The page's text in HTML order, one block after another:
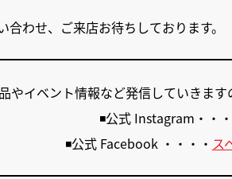
合わせ、ご来店お待ちしております。
やイベント情報など発信していきま
◾️公式 Instagram・・
◾️公式 Facebook ・・・・ ス